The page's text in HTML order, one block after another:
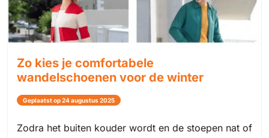
Zo kies je comfortabele
wandelschoenen voor de winter
Geplaatst op 24 augustus 2025
Zodra het buiten kouder wordt en de stoepen nat of